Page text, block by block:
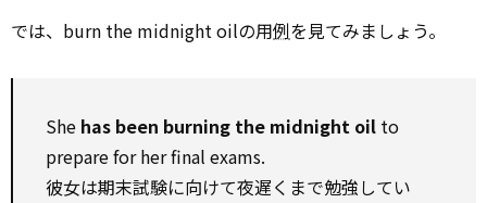
では、burn the midnight oilの用例を見てみましょう。
She has been burning the midnight oil to
prepare for her final exams.
彼女は期末試験に向けて夜遅くまで勉強してい